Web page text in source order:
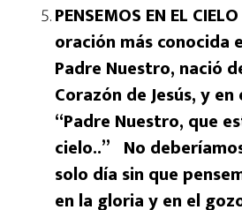
PENSEMOS EN EL
oración más conocida
Padre Nuestro, nació
Corazón de Jesús, y
“Padre Nuestro, que
cielo..” No
solo día sin que
en la gloria y en el